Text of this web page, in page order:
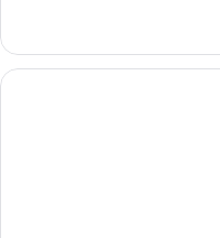
kota
Kamar
Twin
Eksekutif,